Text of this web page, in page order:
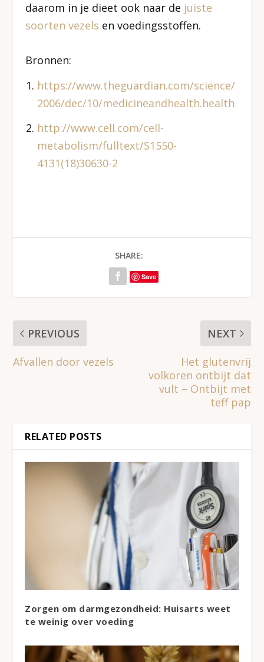
daarom in je dieet ook naar de juiste
soorten vezels en voedingsstoffen.
Bronnen:
https://www.theguardian.com/science/
2006/dec/10/medicineandhealth.health
http://www.cell.com/cell-
metabolism/fulltext/S1550-
4131(18)30630-2
SHARE:
Save
PREVIOUS
Afvallen door vezels
NEXT
Het glutenvrij
volkoren ontbijt dat
vult – Ontbijt met
teff pap
RELATED POSTS
Zorgen om darmgezondheid: Huisarts weet
te weinig over voeding